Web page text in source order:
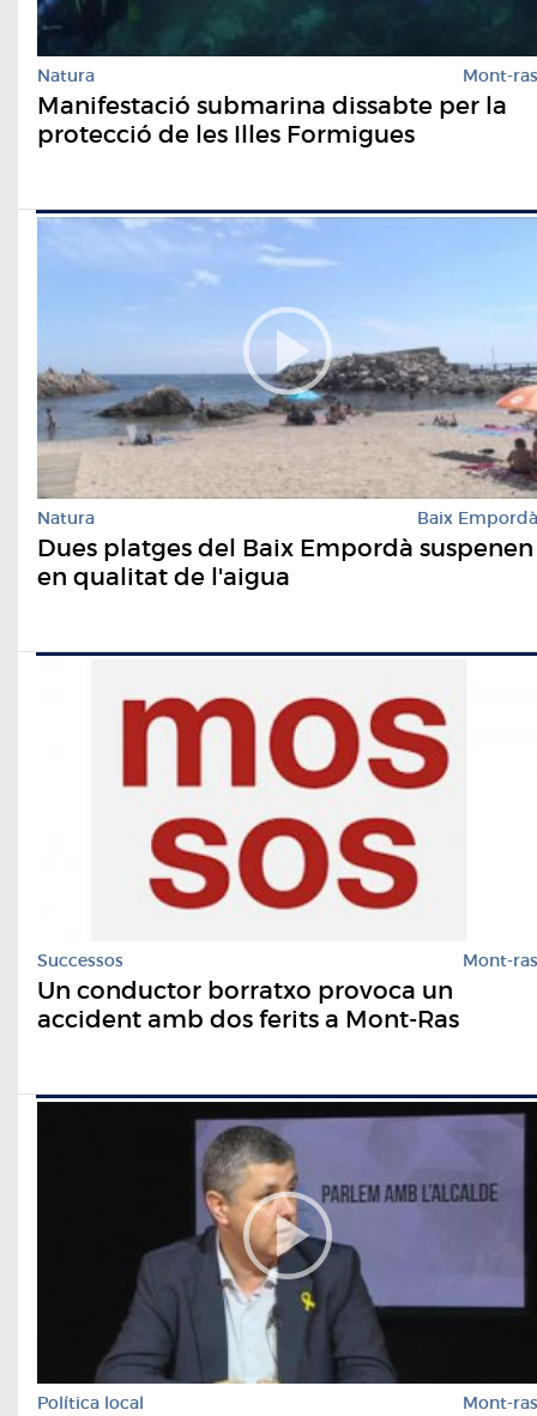
Natura Mont-ras
Manifestació submarina dissabte per la
protecció de les Illes Formigues
Natura Baix Empordà
Dues platges del Baix Empordà suspenen
en qualitat de l'aigua
Successos Mont-ras
Un conductor borratxo provoca un
accident amb dos ferits a Mont-Ras
Política local Mont-ras